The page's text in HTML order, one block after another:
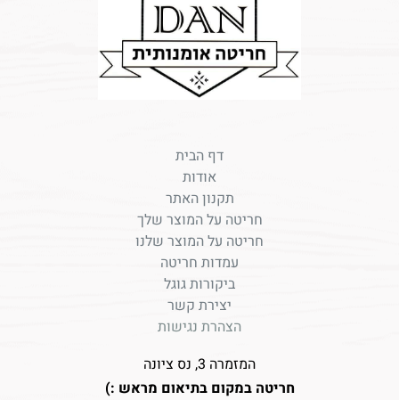
דף הבית
אודות
תקנון האתר
חריטה על המוצר שלך
חריטה על המוצר שלנו
עמדות חריטה
ביקורות גוגל
יצירת קשר
הצהרת נגישות
המזמרה 3, נס ציונה
חריטה במקום בתיאום מראש :)